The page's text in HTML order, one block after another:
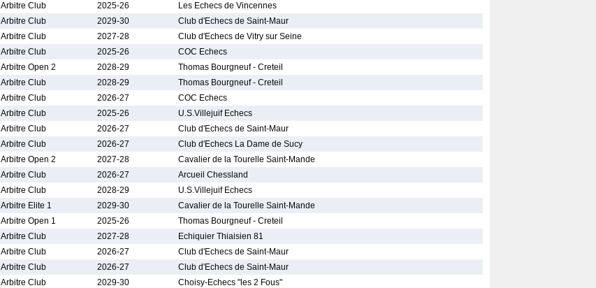
Arbitre Club 2025-26
Les Echecs de Vincennes
Arbitre Club 2029-30
Club d'Echecs de Saint-Maur
Arbitre Club 2027-28
Club d'Echecs de Vitry sur Seine
Arbitre Club 2025-26
COC Echecs
Arbitre Open 2 2028-29
Thomas Bourgneuf - Creteil
Arbitre Club 2028-29
Thomas Bourgneuf - Creteil
Arbitre Club 2026-27
COC Echecs
Arbitre Club 2025-26
U.S.Villejuif Echecs
Arbitre Club 2026-27
Club d'Echecs de Saint-Maur
Arbitre Club 2026-27
Club d'Echecs La Dame de Sucy
Arbitre Open 2 2027-28
Cavalier de la Tourelle Saint-Mande
Arbitre Club 2026-27
Arcueil Chessland
Arbitre Club 2028-29
U.S.Villejuif Echecs
Arbitre Elite 1 2029-30
Cavalier de la Tourelle Saint-Mande
Arbitre Open 1 2025-26
Thomas Bourgneuf - Creteil
Arbitre Club 2027-28
Echiquier Thiaisien 81
Arbitre Club 2026-27
Club d'Echecs de Saint-Maur
Arbitre Club 2026-27
Club d'Echecs de Saint-Maur
Arbitre Club 2029-30
Choisy-Echecs "les 2 Fous"